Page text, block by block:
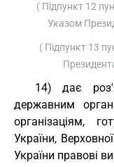
( Підпункт 12
Указом
( Підпункт 13
14) дає
державним
організаціям,
України,
України правові